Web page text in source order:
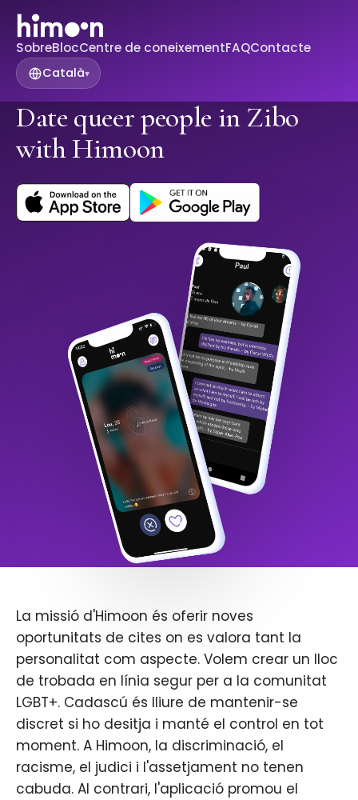
SobreBlocCentre de coneixementFAQContacte
Català▾
Date queer people in Zibo
with Himoon
La missió d'Himoon és oferir noves
oportunitats de cites on es valora tant la
personalitat com aspecte. Volem crear un lloc
de trobada en línia segur per a la comunitat
LGBT+. Cadascú és lliure de mantenir-se
discret si ho desitja i manté el control en tot
moment. A Himoon, la discriminació, el
racisme, el judici i l'assetjament no tenen
cabuda. Al contrari, l'aplicació promou el